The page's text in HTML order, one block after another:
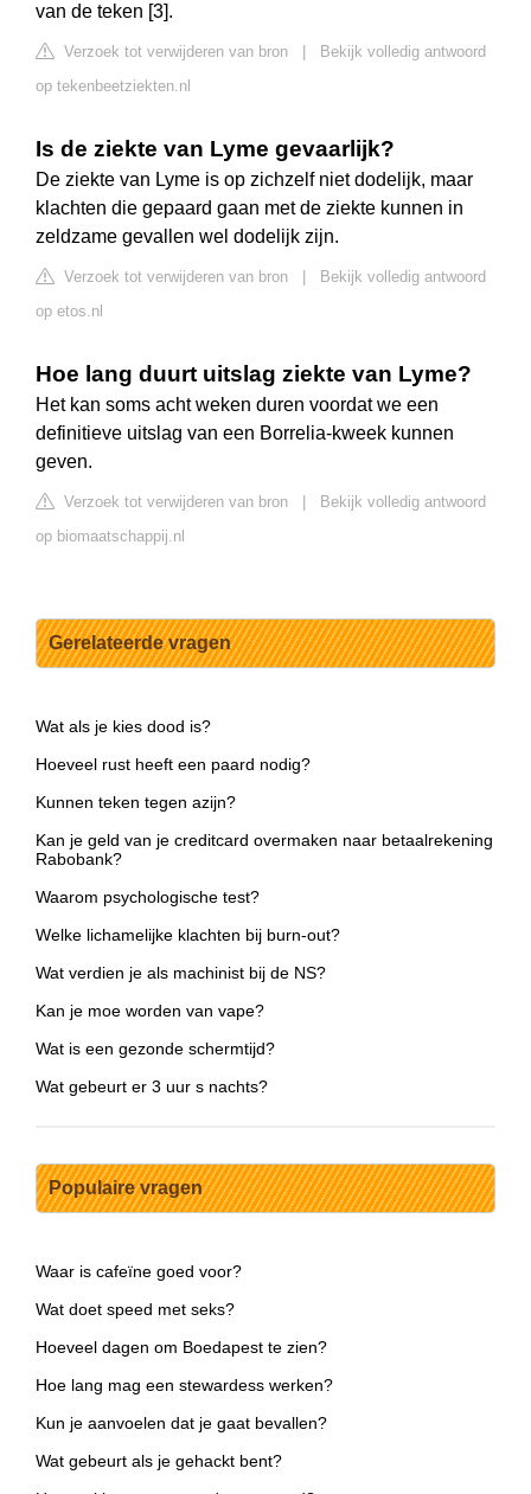
van de teken [3].
Verzoek tot verwijderen van bron
Bekijk volledig antwoord
op tekenbeetziekten.nl
Is de ziekte van Lyme gevaarlijk?
De ziekte van Lyme is op zichzelf niet dodelijk, maar
klachten die gepaard gaan met de ziekte kunnen in
zeldzame gevallen wel dodelijk zijn.
Verzoek tot verwijderen van bron
Bekijk volledig antwoord
op etos.nl
Hoe lang duurt uitslag ziekte van Lyme?
Het kan soms acht weken duren voordat we een
definitieve uitslag van een Borrelia-kweek kunnen
geven.
Verzoek tot verwijderen van bron
Bekijk volledig antwoord
op biomaatschappij.nl
Gerelateerde vragen
Wat als je kies dood is?
Hoeveel rust heeft een paard nodig?
Kunnen teken tegen azijn?
Kan je geld van je creditcard overmaken naar betaalrekening
Rabobank?
Waarom psychologische test?
Welke lichamelijke klachten bij burn-out?
Wat verdien je als machinist bij de NS?
Kan je moe worden van vape?
Wat is een gezonde schermtijd?
Wat gebeurt er 3 uur s nachts?
Populaire vragen
Waar is cafeïne goed voor?
Wat doet speed met seks?
Hoeveel dagen om Boedapest te zien?
Hoe lang mag een stewardess werken?
Kun je aanvoelen dat je gaat bevallen?
Wat gebeurt als je gehackt bent?